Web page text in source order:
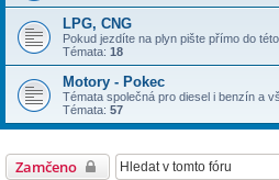
LPG, CNG
Pokud jezdíte na plyn pište přímo do
Témata: 18
Motory - Pokec
Témata společná pro diesel i benzín a
Témata: 57
Zamčeno